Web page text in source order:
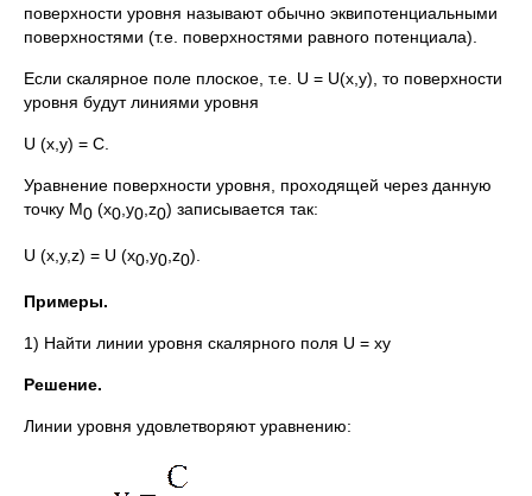
поверхности уровня называют обычно эквипотенциальными
поверхностями (т.е. поверхностями равного потенциала).
Если скалярное поле плоское, т.е. U = U(x,y), то поверхности
уровня будут линиями уровня
U (x,y) = C.
Уравнение поверхности уровня, проходящей через данную
точку M0 (x0 ,y0 ,z0) записывается так:
U (x,y,z) = U (x0 ,y0 ,z0).
Примеры.
1) Найти линии уровня скалярного поля U = xy
Решение.
Линии уровня удовлетворяют уравнению: